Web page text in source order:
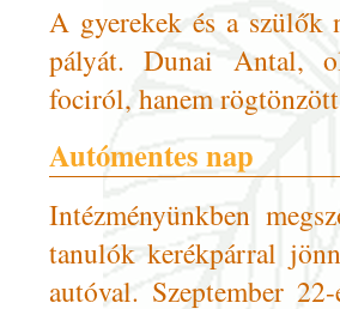
A gyerekek és a
pályát. Dunai Antal,
fociról, hanem
Autómentes nap
Intézményünkben
tanulók kerékpárral
autóval. Szeptember